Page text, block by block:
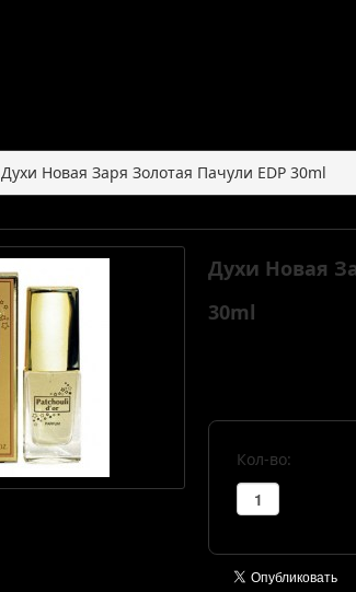
Духи Новая Заря Золотая Пачули EDP 30ml
Духи Новая
30ml
Кол-во: